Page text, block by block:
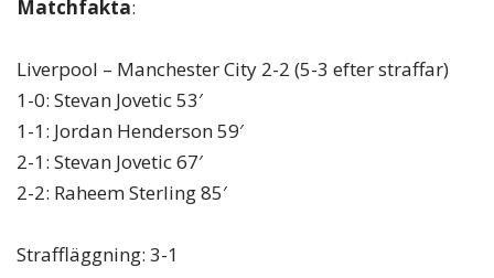
Matchfakta:
Liverpool – Manchester City 2-2 (5-3 efter straffar)
1-0: Stevan Jovetic 53′
1-1: Jordan Henderson 59′
2-1: Stevan Jovetic 67′
2-2: Raheem Sterling 85′
Straffläggning: 3-1